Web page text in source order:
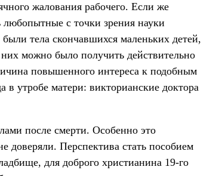
жалования рабочего. Если же
с точки зрения науки
тела скончавшихся маленьких детей,
можно было получить действительно
повышенного интереса к подобным
утробе матери: викторианские доктора
после смерти. Особенно это
доверяли. Перспектива стать пособием
для доброго христианина 19-го